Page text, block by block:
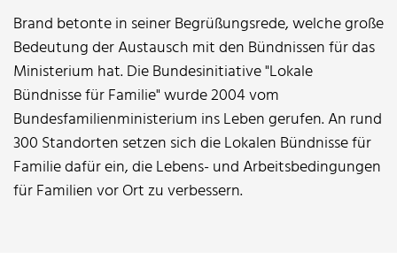
Brand betonte in seiner Begrüßungsrede, welche große
Bedeutung der Austausch mit den Bündnissen für das
Ministerium hat. Die Bundesinitiative "Lokale
Bündnisse für Familie" wurde 2004 vom
Bundesfamilienministerium ins Leben gerufen. An rund
300 Standorten setzen sich die Lokalen Bündnisse für
Familie dafür ein, die Lebens- und Arbeitsbedingungen
für Familien vor Ort zu verbessern.